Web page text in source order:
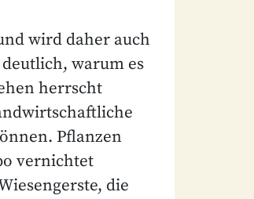
wird daher auch
warum es
herrscht
Pflanzen
vernichtet
die